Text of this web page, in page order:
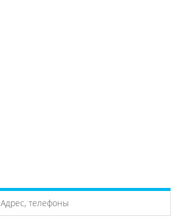
Адрес, телефоны